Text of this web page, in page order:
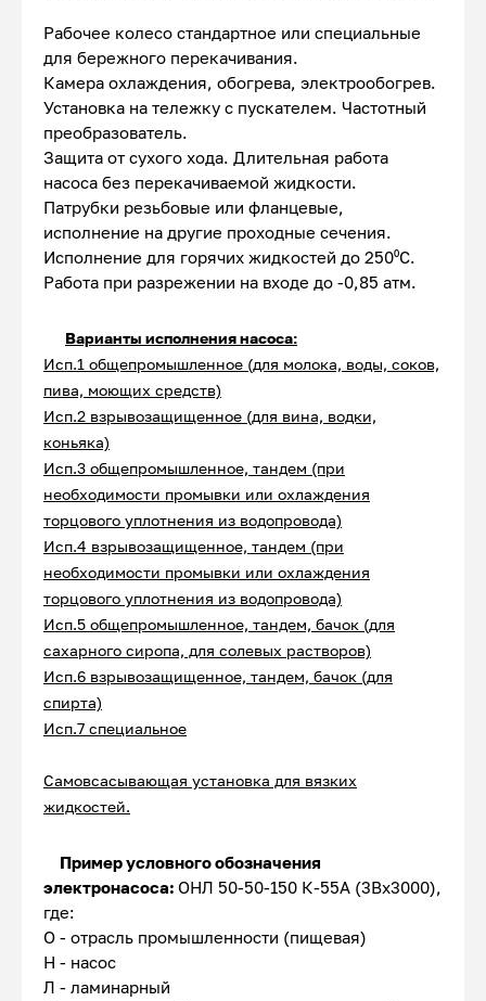
Рабочее колесо стандартное или специальные
для бережного перекачивания.
Камера охлаждения, обогрева, электрообогрев.
Установка на тележку с пускателем. Частотный
преобразователь.
Защита от сухого хода. Длительная работа
насоса без перекачиваемой жидкости.
Патрубки резьбовые или фланцевые,
исполнение на другие проходные сечения.
Исполнение для горячих жидкостей до 250⁰С.
Работа при разрежении на входе до -0,85 атм.
Варианты исполнения насоса:
Исп.1 общепромышленное (для молока, воды, соков,
пива, моющих средств)
Исп.2 взрывозащищенное (для вина, водки,
коньяка)
Исп.3 общепромышленное, тандем (при
необходимости промывки или охлаждения
торцового уплотнения из водопровода)
Исп.4 взрывозащищенное, тандем (при
необходимости промывки или охлаждения
торцового уплотнения из водопровода)
Исп.5 общепромышленное, тандем, бачок (для
сахарного сиропа, для солевых растворов)
Исп.6 взрывозащищенное, тандем, бачок (для
спирта)
Исп.7 специальное
Самовсасывающая установка для вязких
жидкостей.
Пример условного обозначения
электронасоса: ОНЛ 50-50-150 К-55А (3Вх3000),
где:
О - отрасль промышленности (пищевая)
Н - насос
Л - ламинарный